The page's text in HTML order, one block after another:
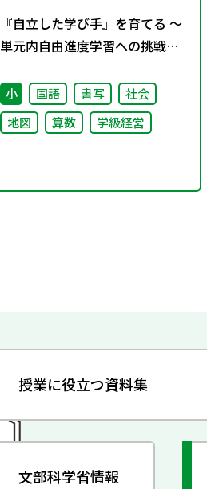
『自立した学び手』を育てる ～
単元内自由進度学習への挑戦
小 国語 書写
社会
地図
算数 学級経営
授業に役立つ資料集
文部科学省情報